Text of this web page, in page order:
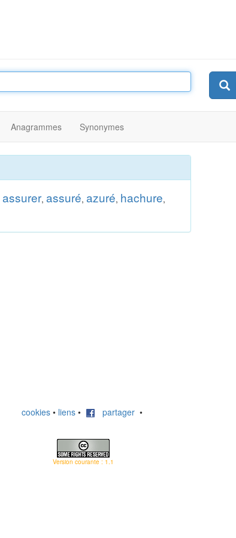
Anagrammes Synonymes
assurer, assuré, azuré, hachure,
cookies • liens • partager •
Version courante : 1.1